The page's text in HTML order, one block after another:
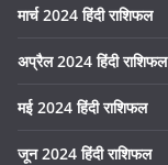
मार्च 2024 हिंदी राशिफल
अप्रैल 2024 हिंदी राशिफल
मई 2024 हिंदी राशिफल
जून 2024 हिंदी राशिफल